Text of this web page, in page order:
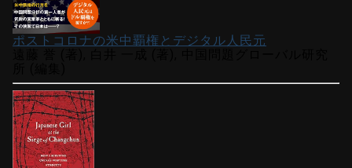
ポストコロナの米中覇権とデジタル人民元